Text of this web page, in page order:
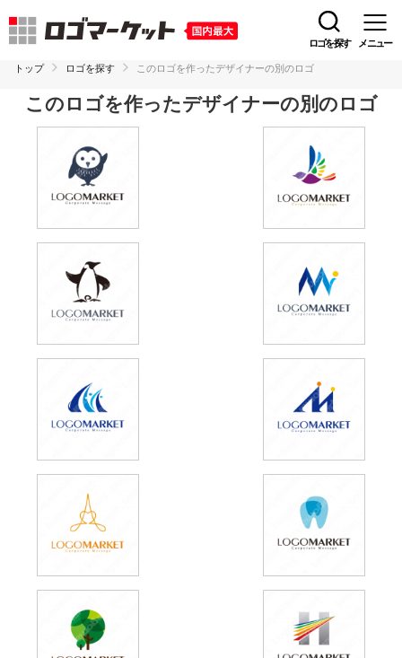
ロゴを探す メニュー
トップ ロゴを探す このロゴを作ったデザイナーの別のロゴ
このロゴを作ったデザイナーの別のロゴ